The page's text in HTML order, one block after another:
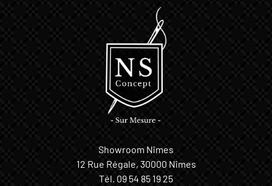
Showroom Nîmes
12 Rue Régale, 30000 Nîmes
Tél. 09 54 85 19 25